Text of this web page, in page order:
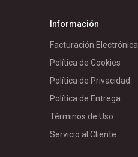
PARRES
Información
Facturación Electrónica
Política de Cookies
Política de Privacidad
Política de Entrega
Términos de Uso
Servicio al Cliente